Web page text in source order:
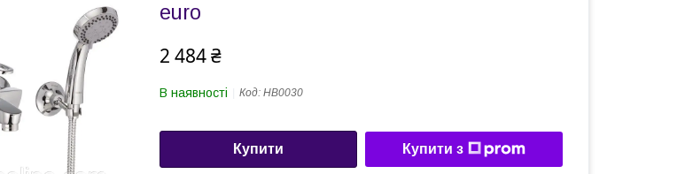
euro
2 484 ₴
В наявності Код: HB0030
Купити Купити з